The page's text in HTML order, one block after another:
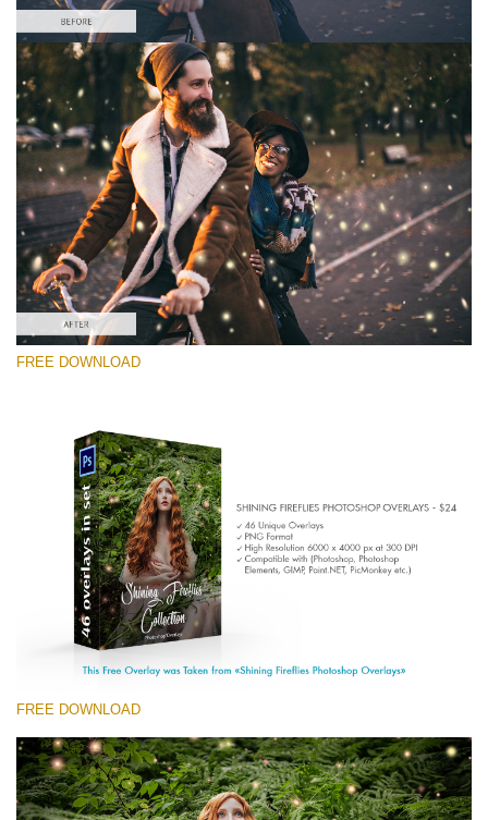
Please select
Free PNG Overlay #10
Small 800*533px
Shining Fireflies
(46 Overlays)
Large 6000*4000px
Entire Collection
(1783 Overlays)
Large 6000*4000px
Free download
FREE DOWNLOAD
FREE DOWNLOAD